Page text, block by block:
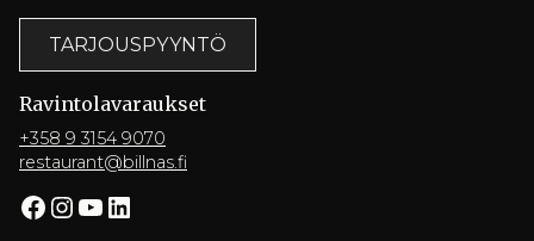
TARJOUSPYYNTÖ
Ravintola­varaukset
+358 9 3154 9070
restaurant@billnas.fi
Facebook InstagramYouTube LinkedIn